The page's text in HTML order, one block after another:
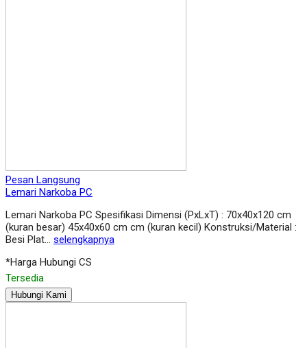
Pesan Langsung
Lemari Narkoba PC
Lemari Narkoba PC Spesifikasi Dimensi (PxLxT) : 70x40x120 cm
(kuran besar) 45x40x60 cm cm (kuran kecil) Konstruksi/Material :
Besi Plat… selengkapnya
*Harga Hubungi CS
Tersedia
Hubungi Kami